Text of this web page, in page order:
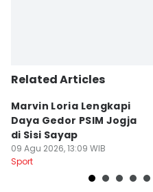
Related Articles
Marvin Loria Lengkapi
Daya Gedor PSIM Jogja
di Sisi Sayap
09 Agu 2026, 13:09 WIB
Sport